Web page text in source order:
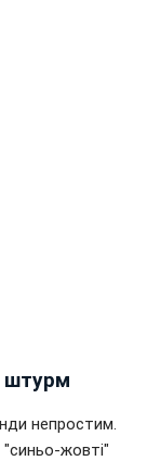
штурм
непростим.
"синьо-жовті"